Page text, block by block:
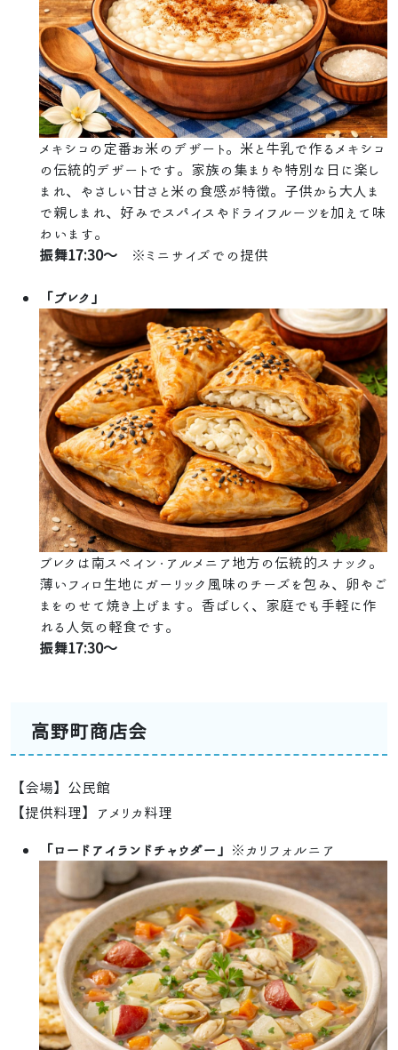
メキシコの定番お米のデザート。米と牛乳で作るメキシコ
の伝統的デザートです。家族の集まりや特別な日に楽し
まれ、やさしい甘さと米の食感が特徴。子供から大人ま
で親しまれ、好みでスパイスやドライフルーツを加えて味
わいます。
振舞17:30～ ※ミニサイズでの提供
「ブレク」
ブレクは南スペイン・アルメニア地方の伝統的スナック。
薄いフィロ生地にガーリック風味のチーズを包み、卵やご
まをのせて焼き上げます。香ばしく、家庭でも手軽に作
れる人気の軽食です。
振舞17:30～
高野町商店会
【会場】公民館
【提供料理】アメリカ料理
「ロードアイランドチャウダー」 ※カリフォルニア